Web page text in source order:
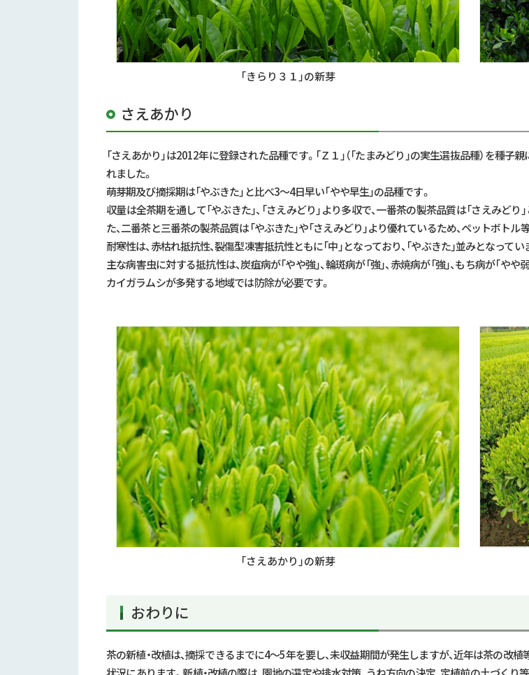
「きらり３１」の新芽
さえあかり
「さえあかり」は2012年に登録された品種です。「Ｚ１」（「たまみどり」の実生選抜品種）を種子
れました。
萌芽期及び摘採期は「やぶきた」と比べ3～4日早い「やや早生」の品種です。
収量は全茶期を通して「やぶきた」、「さえみどり」より多収で、一番茶の製茶品質は「さえみど
た、二番茶と三番茶の製茶品質は「やぶきた」や「さえみどり」より優れているため、ペットボト
耐寒性は、赤枯れ抵抗性、裂傷型凍害抵抗性ともに「中」となっており、「やぶきた」並みとなってい
主な病害虫に対する抵抗性は、炭疽病が「やや強」、輪斑病が「強」、赤焼病が「強」、もち病が「や
カイガラムシが多発する地域では防除が必要です。
「さえあかり」の新芽
おわりに
茶の新植・改植は、摘採できるまでに4～5年を要し、未収益期間が発生しますが、近年は茶の改